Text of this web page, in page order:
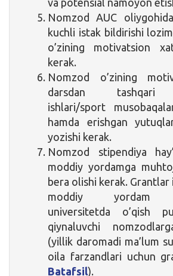
Nomzod AUC
kuchli istak bildirishi
o’zining motivatsion
kerak.
Nomzod o’zining
darsdan tashqari
ishlari/sport
hamda erishgan
yozishi kerak.
Nomzod stipendiya
moddiy yordamga
bera olishi kerak. Grantlar
moddiy yordam
universitetda o’qish
qiynaluvchi
(yillik daromadi ma’lum
oila farzandlari uchun
Batafsil).